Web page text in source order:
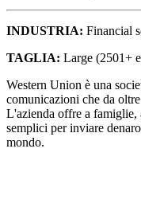
INDUSTRIA: Financial
TAGLIA: Large (2501+
Western Union è una
comunicazioni che da
L'azienda offre a famiglie,
semplici per inviare
mondo.